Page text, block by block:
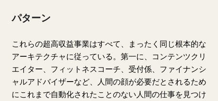
パターン
これらの超高収益事業はすべて、まったく同じ根本的な
アーキテクチャに従っている。第一に、コンテンツクリ
エイター、フィットネスコーチ、受付係、ファイナンシ
ャルアドバイザーなど、人間の顔が必要だとされるため
にこれまで自動化されたことのない人間の仕事を見つけ